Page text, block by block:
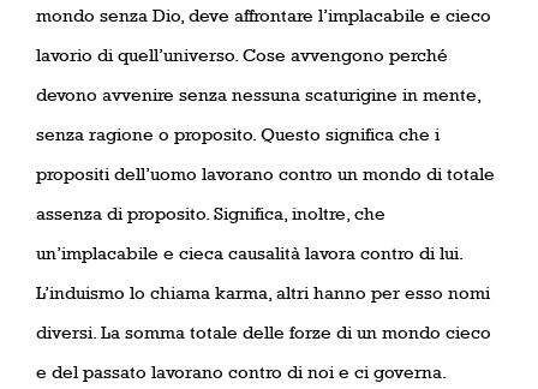
mondo senza Dio, deve affrontare l’implacabile e cieco
lavorio di quell’universo. Cose avvengono perché
devono avvenire senza nessuna scaturigine in mente,
senza ragione o proposito. Questo significa che i
propositi dell’uomo lavorano contro un mondo di totale
assenza di proposito. Significa, inoltre, che
un’implacabile e cieca causalità lavora contro di lui.
L’induismo lo chiama karma, altri hanno per esso nomi
diversi. La somma totale delle forze di un mondo cieco
e del passato lavorano contro di noi e ci governa.